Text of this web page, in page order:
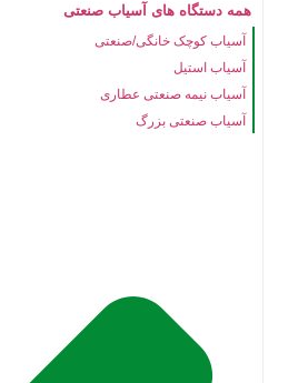
همه دستگاه های آسیاب صنعتی
آسیاب کوچک خانگی/صنعتی
آسیاب استیل
آسیاب نیمه صنعتی عطاری
آسیاب صنعتی بزرگ